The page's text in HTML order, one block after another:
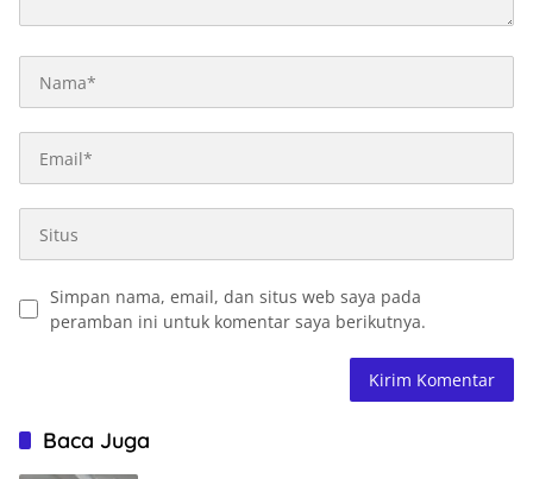
Simpan nama, email, dan situs web saya pada
peramban ini untuk komentar saya berikutnya.
Baca Juga